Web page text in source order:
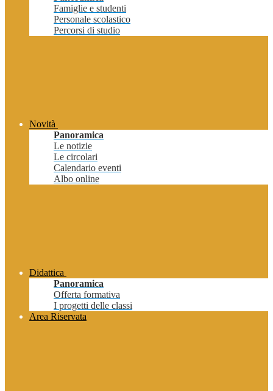
Famiglie e studenti
Personale scolastico
Percorsi di studio
Novità
Panoramica
Le notizie
Le circolari
Calendario eventi
Albo online
Didattica
Panoramica
Offerta formativa
I progetti delle classi
Area Riservata